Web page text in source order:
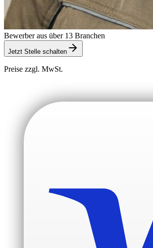
Bewerber aus über 13 Branchen
Jetzt Stelle schalten
Preise zzgl. MwSt.